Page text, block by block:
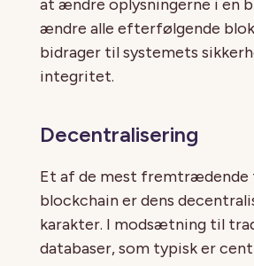
at ændre oplysningerne i en
ændre alle efterfølgende
bidrager til systemets
integritet.
Decentralisering
Et af de mest
blockchain er dens
karakter. I modsætning til
databaser, som typisk er